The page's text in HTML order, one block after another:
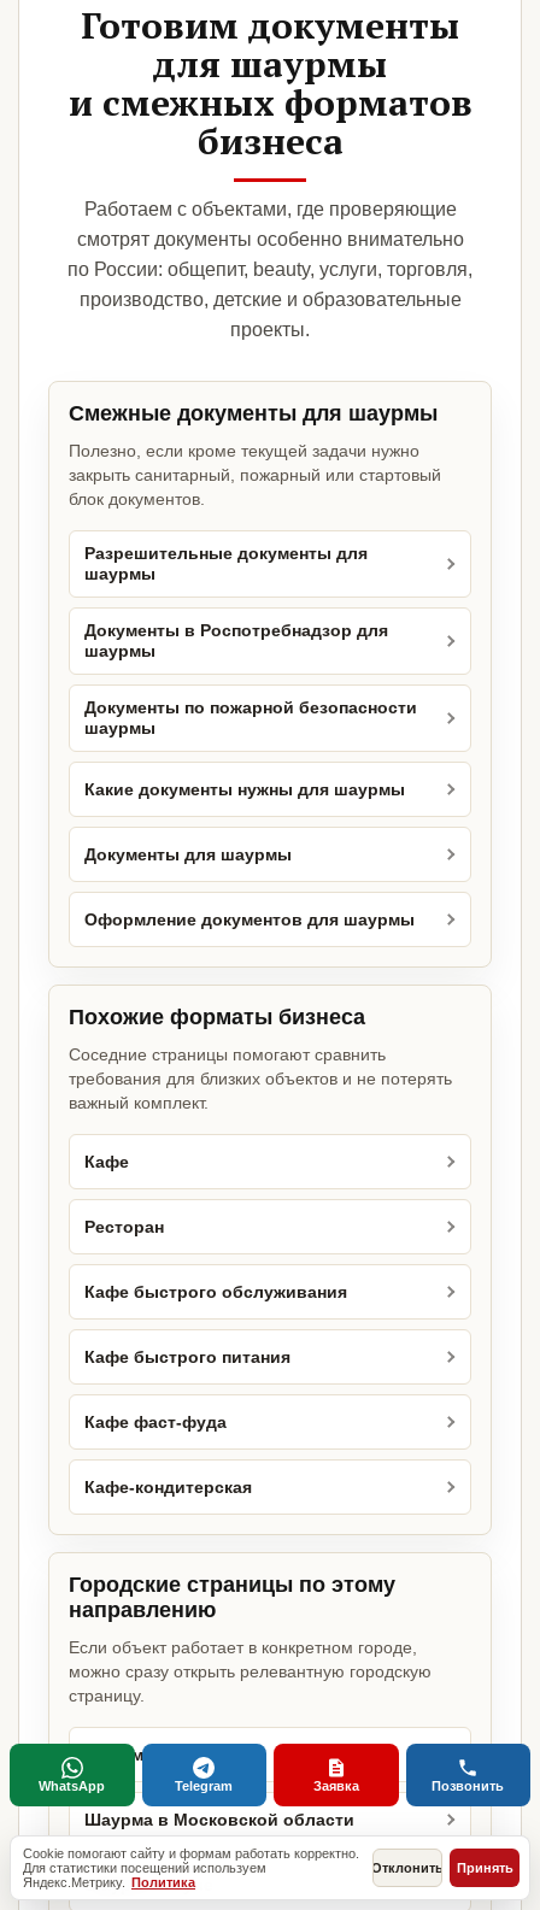
Готовим документы
для шаурмы
и смежных форматов
бизнеса
Работаем с объектами, где проверяющие
смотрят документы особенно внимательно
по России: общепит, beauty, услуги, торговля,
производство, детские и образовательные
проекты.
Смежные документы для шаурмы
Полезно, если кроме текущей задачи нужно
закрыть санитарный, пожарный или стартовый
блок документов.
Разрешительные документы для
шаурмы
Документы в Роспотребнадзор для
шаурмы
Документы по пожарной безопасности
шаурмы
Какие документы нужны для шаурмы
Документы для шаурмы
Оформление документов для шаурмы
Похожие форматы бизнеса
Соседние страницы помогают сравнить
требования для близких объектов и не потерять
важный комплект.
Кафе
Ресторан
Кафе быстрого обслуживания
Кафе быстрого питания
Кафе фаст-фуда
Кафе-кондитерская
Городские страницы по этому
направлению
Если объект работает в конкретном городе,
можно сразу открыть релевантную городскую
страницу.
Шаурма в Москве
Шаурма в Московской области
Шаурма в Туле
Cookie помогают сайту и формам работать корректно.
Для статистики посещений используем
Яндекс.Метрику. Политика
Отклонить Принять
WhatsApp Telegram Заявка Позвонить